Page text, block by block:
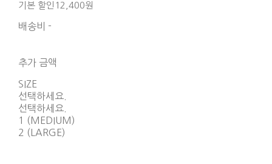
기본 할인 12,400원
배송비 -
추가 금액
SIZE
선택하세요.
선택하세요.
1 (MEDIUM)
2 (LARGE)